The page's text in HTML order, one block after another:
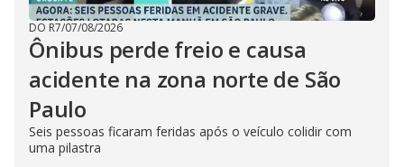
DO R7/07/08/2026
Ônibus perde freio e causa
acidente na zona norte de São
Paulo
Seis pessoas ficaram feridas após o veículo colidir com
uma pilastra